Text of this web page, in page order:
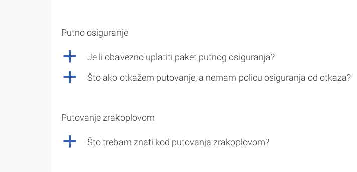
Putno osiguranje
a Je li obavezno uplatiti paket putnog osiguranja?
a Što ako otkažem putovanje, a nemam policu osiguranja od otkaza?
Putovanje zrakoplovom
a Što trebam znati kod putovanja zrakoplovom?